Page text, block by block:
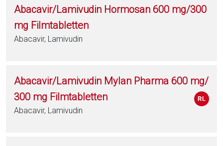
Abacavir/Lamivudin Hormosan 600 mg/300
mg Filmtabletten
Abacavir, Lamivudin
Abacavir/Lamivudin Mylan Pharma 600 mg/
300 mg Filmtabletten
Abacavir, Lamivudin